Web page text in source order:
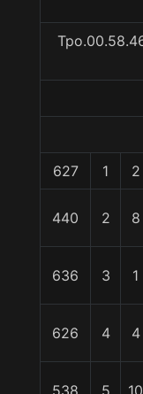
627 1 2
440 2 8
636 3 1
626 4 4
538 5 10